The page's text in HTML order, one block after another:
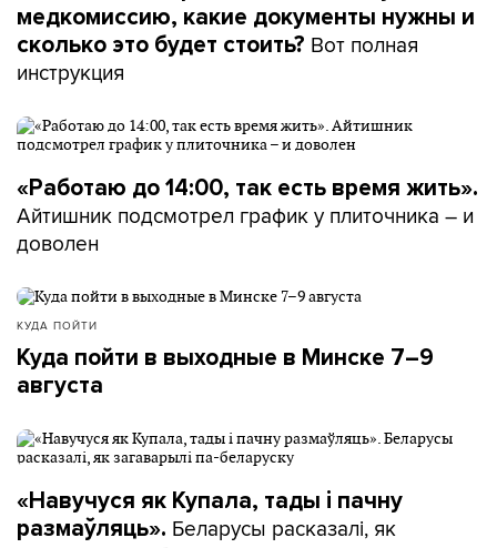
медкомиссию, какие документы нужны и
сколько это будет стоить? Вот полная
инструкция
«Работаю до 14:00, так есть время жить».
Айтишник подсмотрел график у плиточника – и
доволен
КУДА ПОЙТИ
Куда пойти в выходные в Минске 7–9
августа
«Навучуся як Купала, тады і пачну
размаўляць». Беларусы расказалі, як